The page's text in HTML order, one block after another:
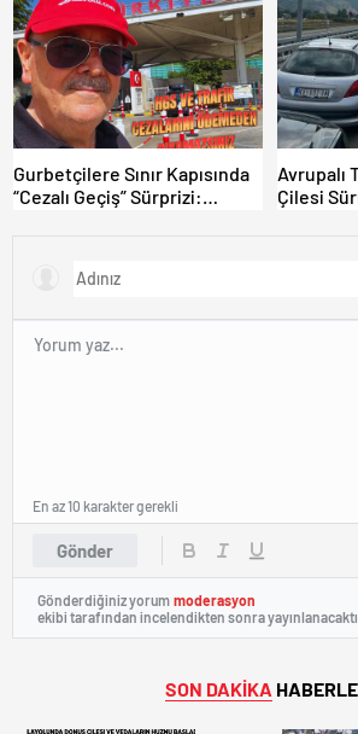
Edin”
Gurbetçilere Sınır Kapısında
“Cezalı Geçiş” Sürprizi:
Avrupalı
Çilesi
Gönder
En az 10 karakter gerekli
Gönderdiğiniz yorum moderasyon
ekibi tarafından incelendikten sonra
SON DAKİKA